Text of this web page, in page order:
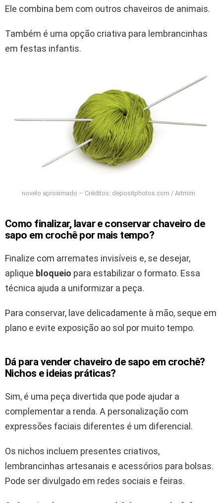
Ele combina bem com outros chaveiros de animais.
Também é uma opção criativa para lembrancinhas
em festas infantis.
novelo aproximado – Créditos: depositphotos.com / Artmim
Como finalizar, lavar e conservar chaveiro de
sapo em crochê por mais tempo?
Finalize com arremates invisíveis e, se desejar,
aplique bloqueio para estabilizar o formato. Essa
técnica ajuda a uniformizar a peça.
Para conservar, lave delicadamente à mão, seque em
plano e evite exposição ao sol por muito tempo.
Dá para vender chaveiro de sapo em crochê?
Nichos e ideias práticas?
Sim, é uma peça divertida que pode ajudar a
complementar a renda. A personalização com
expressões faciais diferentes é um diferencial.
Os nichos incluem presentes criativos,
lembrancinhas artesanais e acessórios para bolsas.
Pode ser divulgado em redes sociais e feiras.